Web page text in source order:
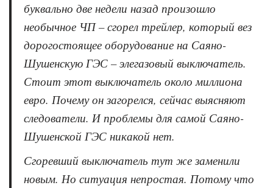
буквально две недели назад произошло
необычное ЧП – сгорел трейлер, который вез
дорогостоящее оборудование на Саяно-
Шушенскую ГЭС – элегазовый выключатель.
Стоит этот выключатель около миллиона
евро. Почему он загорелся, сейчас выясняют
следователи. И проблемы для самой Саяно-
Шушенской ГЭС никакой нет.
Сгоревший выключатель тут же заменили
новым. Но ситуация непростая. Потому что